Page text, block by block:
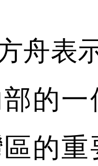
舟表
部的
的